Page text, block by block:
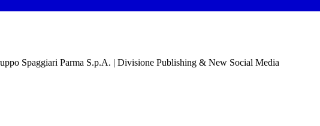
Spaggiari Parma S.p.A. | Divisione Publishing & New Social Media